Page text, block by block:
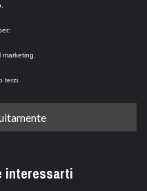
terzi.
interessarti